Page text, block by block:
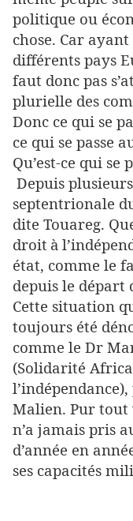
politique ou
chose. Car
différents pays
faut donc pas
plurielle des
Donc ce qui se
ce qui se passe
Qu’est-ce qui
Depuis plusieurs
septentrionale
dite Touareg.
droit à
état, comme le
depuis le départ
Cette situation
toujours été
comme le Dr
(Solidarité
Malien. Pur tout
n’a jamais pris
d’année en
ses capacités